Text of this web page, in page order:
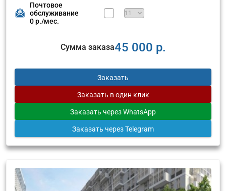
Почтовое
обслуживание
0 р./мес.
Сумма заказа45 000 р.
Заказать
Заказать в один клик
Заказать через WhatsApp
Заказать через Telegram